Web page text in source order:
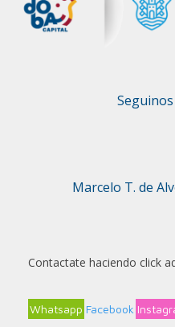
Contactate haciendo click
Whatsapp Facebook
Marcelo T. de